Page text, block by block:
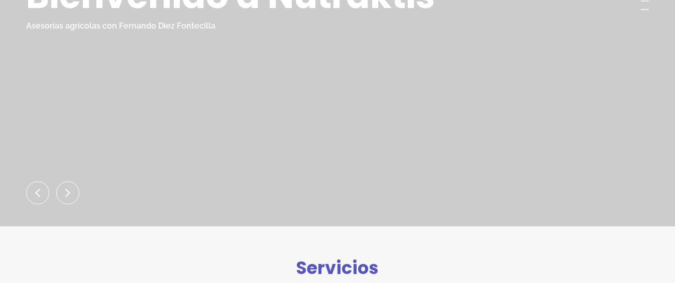
Asesorías agrícolas con Fernando Diez Fontecilla
Servicios